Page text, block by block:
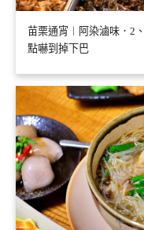
苗栗通宵︱阿染滷味．2
點嚇到掉下巴